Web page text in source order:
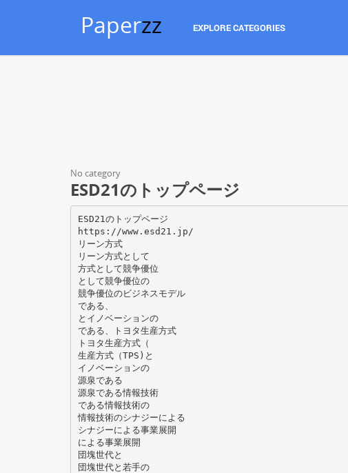
Paperzz EXPLORE CATEGORIES
No category
ESD21のトップページ
ESD21のトップページ
https://www.esd21.jp/
リーン方式
リーン方式として
方式として競争優位
として競争優位の
競争優位のビジネスモデル
である、
とイノベーションの
である、トヨタ生産方式
トヨタ生産方式（
生産方式（TPS)と
イノベーションの
源泉である
源泉である情報技術
である情報技術の
情報技術のシナジーによる
シナジーによる事業展開
による事業展開
団塊世代と
団塊世代と若手の